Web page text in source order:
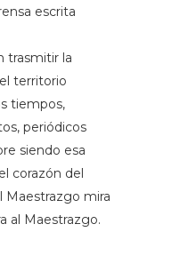
escrita
trasmitir la
territorio
tiempos,
periódicos
siendo esa
corazón del
Maestrazgo mira
al Maestrazgo.